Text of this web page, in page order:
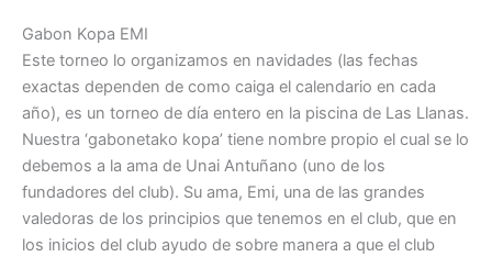
Gabon Kopa EMI
Este torneo lo organizamos en navidades (las fechas
exactas dependen de como caiga el calendario en cada
año), es un torneo de día entero en la piscina de Las Llanas.
Nuestra ‘gabonetako kopa’ tiene nombre propio el cual se lo
debemos a la ama de Unai Antuñano (uno de los
fundadores del club). Su ama, Emi, una de las grandes
valedoras de los principios que tenemos en el club, que en
los inicios del club ayudo de sobre manera a que el club